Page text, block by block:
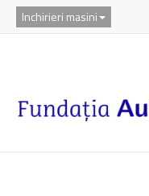
Inchirieri masini